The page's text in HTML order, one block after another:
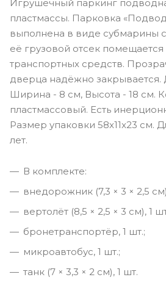
Игрушечный паркинг
пластмассы. Парковка
выполнена в виде субмарины
её грузовой отсек помещается
транспортных средств.
дверца надёжно закрывается.
Ширина - 8 см, Высота - 18 см.
пластмассовый. Есть
Размер упаковки 58x11x23 см.
лет.
В комплекте:
внедорожник (7,3 × 3 × 2,5
вертолёт (8,5 × 2,5 × 3 см), 1
бронетранспортёр, 1 шт.;
микроавтобус, 1 шт.;
танк (7 × 3,3 × 2 см), 1 шт.